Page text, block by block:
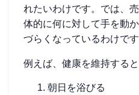
れたいわけです。では、
体的に何に対して手を動
づらくなっているわけで
例えば、健康を維持する
朝日を浴びる